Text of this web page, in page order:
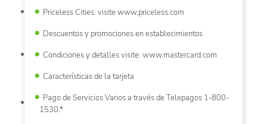
Priceless Cities: visite www.priceless.com
Descuentos y promociones en establecimientos
Condiciones y detalles visite: www.mastercard.com
Características de la tarjeta
Pago de Servicios Varios a través de Telepagos 1-800-
1530.*